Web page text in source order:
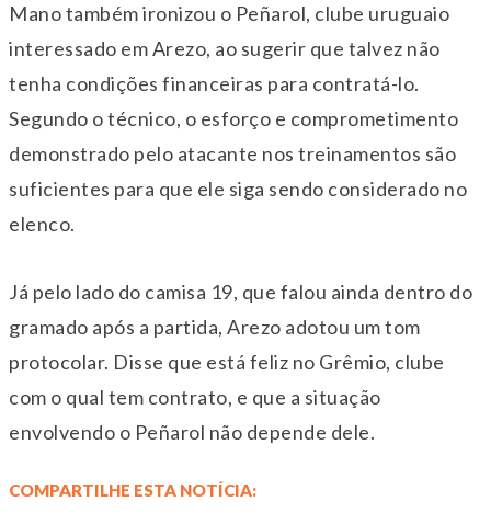
Mano também ironizou o Peñarol, clube uruguaio
interessado em Arezo, ao sugerir que talvez não
tenha condições financeiras para contratá-lo.
Segundo o técnico, o esforço e comprometimento
demonstrado pelo atacante nos treinamentos são
suficientes para que ele siga sendo considerado no
elenco.
Já pelo lado do camisa 19, que falou ainda dentro do
gramado após a partida, Arezo adotou um tom
protocolar. Disse que está feliz no Grêmio, clube
com o qual tem contrato, e que a situação
envolvendo o Peñarol não depende dele.
COMPARTILHE ESTA NOTÍCIA: